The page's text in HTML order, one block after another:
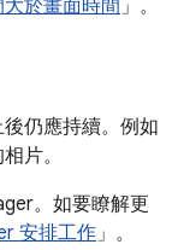
於畫面時間 」。
仍應持續。例如
片。
。如要瞭解更
安排工作 」。